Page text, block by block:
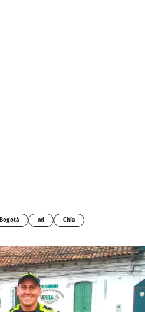
Bogotá ad Chía